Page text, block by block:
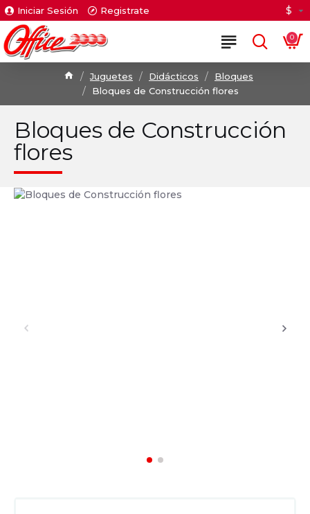
Iniciar Sesión Registrate $
0
Juguetes Didácticos
Bloques
Bloques de Construcción flores
Bloques de Construcción
flores